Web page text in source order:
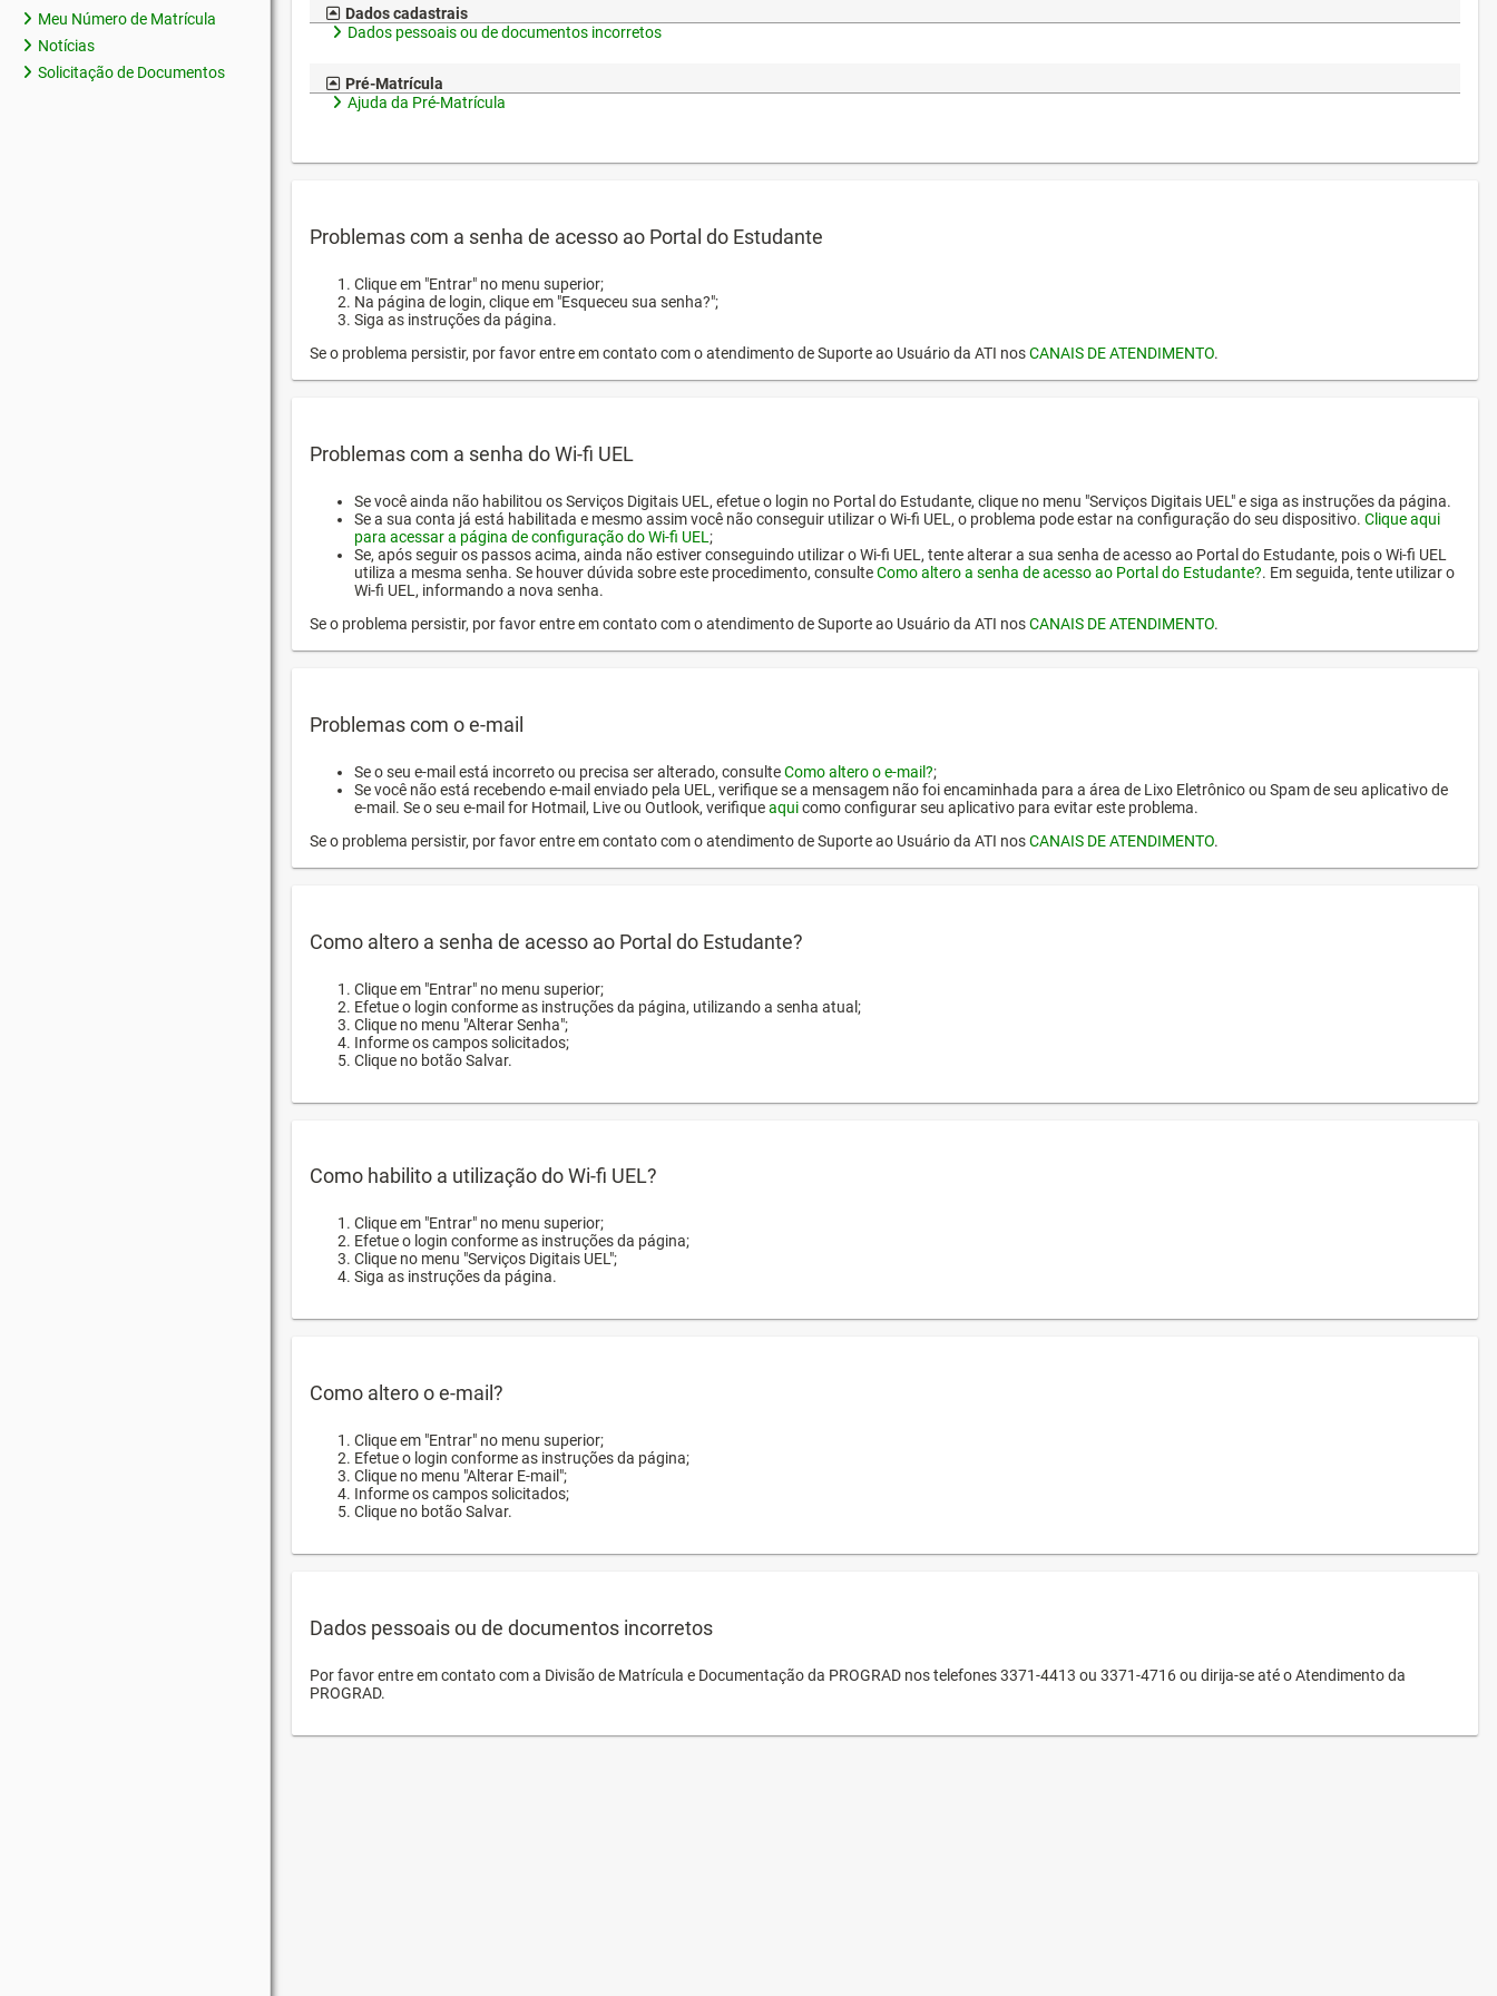
Meu Número de Matrícula
Notícias
Solicitação de Documentos
Dados cadastrais
Dados pessoais ou de documentos incorretos
Pré-Matrícula
Ajuda da Pré-Matrícula
Problemas com a senha de acesso ao Portal do Estudante
Clique em "Entrar" no menu superior;
Na página de login, clique em "Esqueceu sua senha?";
Siga as instruções da página.
Se o problema persistir, por favor entre em contato com o atendimento de Suporte ao Usuário da ATI nosCANAIS DE ATENDIMENTO.
Problemas com a senha do Wi-fi UEL
Se você ainda não habilitou os Serviços Digitais UEL, efetue o login no Portal do Estudante, clique no menu "Serviços Digitais UEL" e siga as instruções da página.
Se a sua conta já está habilitada e mesmo assim você não conseguir utilizar o Wi-fi UEL, o problema pode estar na configuração do seu dispositivo. Clique aqui
para acessar a página de configuração do Wi-fi UEL ;
Se, após seguir os passos acima, ainda não estiver conseguindo utilizar o Wi-fi UEL, tente alterar a sua senha de acesso ao Portal do Estudante, pois o Wi-fi UEL
utiliza a mesma senha. Se houver dúvida sobre este procedimento, consulteComo altero a senha de acesso ao Portal do Estudante?. Em seguida, tente utilizar o
Wi-fi UEL, informando a nova senha.
Se o problema persistir, por favor entre em contato com o atendimento de Suporte ao Usuário da ATI nosCANAIS DE ATENDIMENTO.
Problemas com o e-mail
Se o seu e-mail está incorreto ou precisa ser alterado, consulteComo altero o e-mail?;
Se você não está recebendo e-mail enviado pela UEL, verifique se a mensagem não foi encaminhada para a área de Lixo Eletrônico ou Spam de seu aplicativo de
e-mail. Se o seu e-mail for Hotmail, Live ou Outlook, verifiqueaquicomo configurar seu aplicativo para evitar este problema.
Se o problema persistir, por favor entre em contato com o atendimento de Suporte ao Usuário da ATI nosCANAIS DE ATENDIMENTO.
Como altero a senha de acesso ao Portal do Estudante?
Clique em "Entrar" no menu superior;
Efetue o login conforme as instruções da página, utilizando a senha atual;
Clique no menu "Alterar Senha";
Informe os campos solicitados;
Clique no botão Salvar.
Como habilito a utilização do Wi-fi UEL?
Clique em "Entrar" no menu superior;
Efetue o login conforme as instruções da página;
Clique no menu "Serviços Digitais UEL";
Siga as instruções da página.
Como altero o e-mail?
Clique em "Entrar" no menu superior;
Efetue o login conforme as instruções da página;
Clique no menu "Alterar E-mail";
Informe os campos solicitados;
Clique no botão Salvar.
Dados pessoais ou de documentos incorretos
Por favor entre em contato com a Divisão de Matrícula e Documentação da PROGRAD nos telefones 3371-4413 ou 3371-4716 ou dirija-se até o Atendimento da
PROGRAD.